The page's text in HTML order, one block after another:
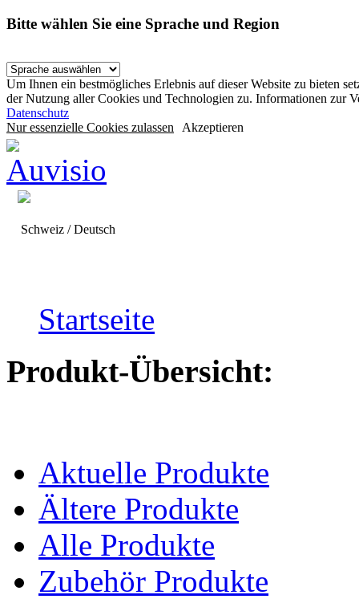
Bitte wählen Sie eine Sprache und Region
Um Ihnen ein bestmögliches Erlebnis auf dieser Website zu bieten
der Nutzung aller Cookies und Technologien zu. Informationen zur
Datenschutz
Nur essenzielle Cookies zulassen Akzeptieren
Schweiz / Deutsch
Startseite
Produkt-Übersicht:
Aktuelle Produkte
Ältere Produkte
Alle Produkte
Zubehör Produkte